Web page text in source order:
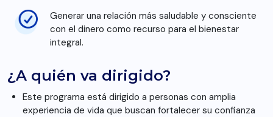
Generar una relación más saludable y consciente
con el dinero como recurso para el bienestar
integral.
¿A quién va dirigido?
Este programa está dirigido a personas con amplia
experiencia de vida que buscan fortalecer su confianza